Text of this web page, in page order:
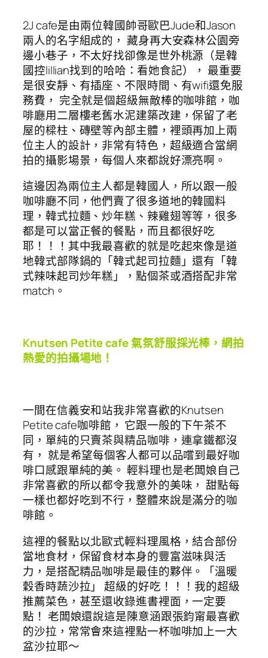
2J cafe是由兩位韓國帥哥歐巴Jude和Jason
兩人的名字組成的， 藏身再大安森林公園旁
邊小巷子，不太好找卻像是世外桃源（是韓
國控lillian找到的哈哈：看她食記）， 最重要
是很安靜、有插座、不限時間、有wifi還免服
務費， 完全就是個超級無敵棒的咖啡館，咖
啡廳用二層樓老舊水泥建築改建，保留了老
屋的樑柱、磚壁等內部主體，裡頭再加上兩
位主人的設計，非常有特色，超級適合當網
拍的攝影場景，每個人來都說好漂亮啊。
這邊因為兩位主人都是韓國人，所以跟一般
咖啡廳不同，他們賣了很多道地的韓國料
理，韓式拉麵、炒年糕、辣雞翅等等，很多
都是可以當正餐的餐點，而且都很好吃
耶！！！其中我最喜歡的就是吃起來像是道
地韓式部隊鍋的「韓式起司拉麵」還有「韓
式辣味起司炒年糕」，點個茶或酒搭配非常
match。
Knutsen Petite cafe 氣氛舒服採光棒，網拍
熱愛的拍攝場地！
一間在信義安和站我非常喜歡的Knutsen
Petite cafe咖啡館， 它跟一般的下午茶不
同，單純的只賣茶與精品咖啡，連拿鐵都沒
有， 就是希望每個客人都可以品嚐到最好咖
啡口感跟單純的美。 輕料理也是老闆娘自己
非常喜歡的所以都令我意外的美味， 甜點每
一樣也都好吃到不行，整體來說是滿分的咖
啡館。
這裡的餐點以北歐式輕料理風格，結合部份
當地食材，保留食材本身的豐富滋味與活
力，是搭配精品咖啡是最佳的夥伴。「溫暖
穀香時蔬沙拉」 超級的好吃！！！我的超級
推薦菜色，甚至還收錄進書裡面，一定要
點！ 老闆娘還說這是陳意涵跟張鈞甯最喜歡
的沙拉，常常會來這裡點一杯咖啡加上一大
盆沙拉耶～